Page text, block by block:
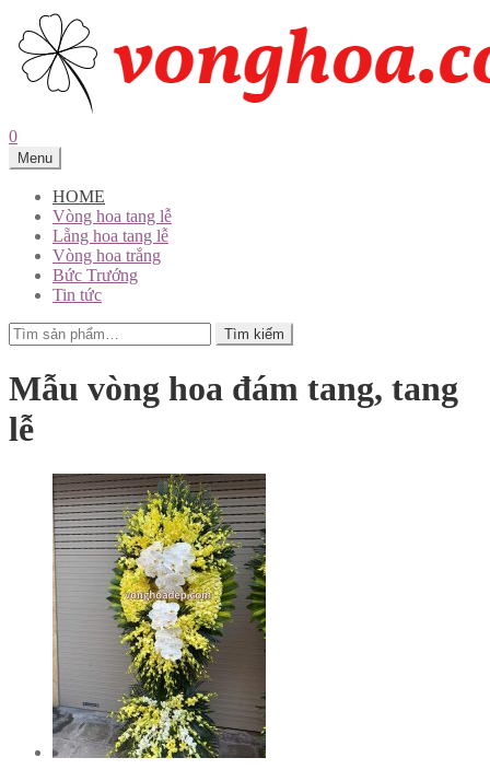
0
Menu
HOME
Vòng hoa tang lễ
Lẵng hoa tang lễ
Vòng hoa trắng
Bức Trướng
Tin tức
Tìm
kiếm:
Tìm kiếm
Mẫu vòng hoa đám tang, tang
lễ